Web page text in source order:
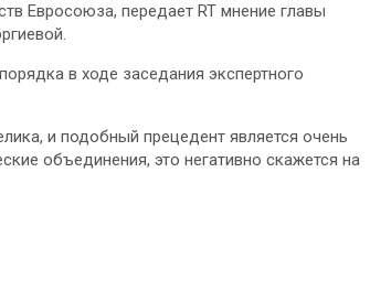
Евросоюза, передает RT мнение главы
в ходе заседания экспертного
и подобный прецедент является очень
объединения, это негативно скажется на